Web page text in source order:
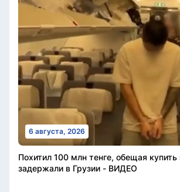
6 августа, 2026
Похитил 100 млн тенге, обещая
задержали в Грузии - ВИДЕО